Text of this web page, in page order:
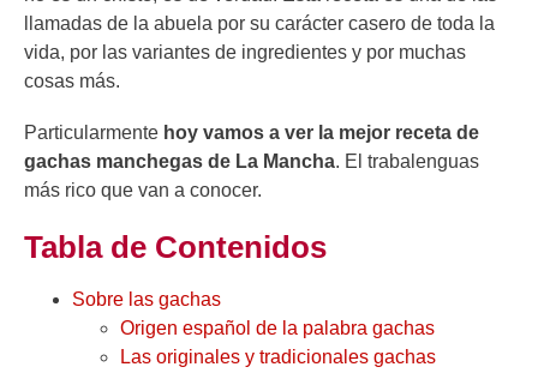
llamadas de la abuela por su carácter casero de toda la
vida, por las variantes de ingredientes y por muchas
cosas más.
Particularmente hoy vamos a ver la mejor receta de
gachas manchegas de La Mancha. El trabalenguas
más rico que van a conocer.
Tabla de Contenidos
Sobre las gachas
Origen español de la palabra gachas
Las originales y tradicionales gachas